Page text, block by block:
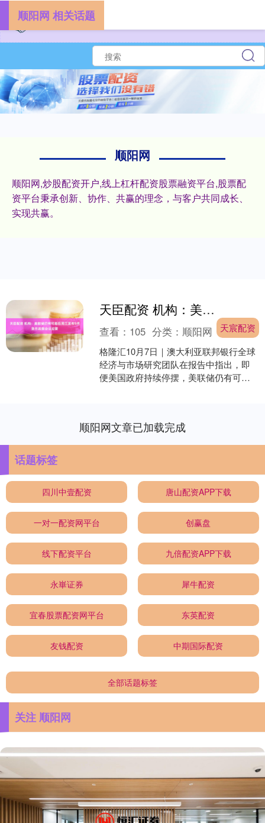
顺阳网
顺阳网,炒股配资开户,线上杠杆配资股票融资平台,股票配
资平台秉承创新、协作、共赢的理念，与客户共同成长、
实现共赢。
顺阳网 相关话题
天臣配资 机构：美联储仍有可能在周三发布9月货币政策会议纪要
天宸配资
查看： 105 分类： 顺阳网
格隆汇10月7日｜澳大利亚联邦银行全球
经济与市场研究团队在报告中指出，即
便美国政府持续停摆，美联储仍有可能
顺阳网文章已加载完成
话题标签
四川中壹配资 唐山配资APP下载
一对一配资网平台 创赢盘
线下配资平台 九倍配资APP下载
永崋证券 犀牛配资
宜春股票配资网平台 东英配资
友钱配资 中期国际配资
全部话题标签
关注 顺阳网